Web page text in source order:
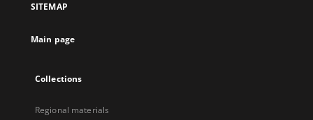
newnewnew
SITEMAP
Main page
Collections
Regional materials